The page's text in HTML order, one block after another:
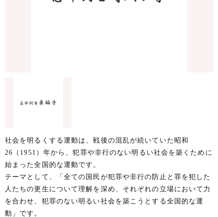
社会を明るくする運動は、戦後の混乱が続いていた昭和
26（1951）年から、犯罪や非行のない明るい社会を築くために
始まった全国的な運動です。
テーマとして、「全ての国民が犯罪や非行の防止と罪を犯した
人たちの更生について理解を深め、それぞれの立場において力
を合わせ、犯罪のない明るい社会を築こうとする全国的な運
動」です。